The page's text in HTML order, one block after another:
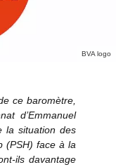
BVA logo
ce baromètre,
d’Emmanuel
la situation des
(PSH) face à la
ils davantage